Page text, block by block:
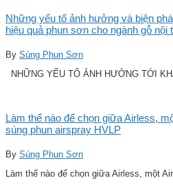
Những yếu tố ảnh hưởng và biện
hiệu quả phun sơn cho ngành gỗ nội
By Súng Phun Sơn
NHỮNG YẾU TỐ ẢNH HƯỞNG TỚI
Làm thế nào để chọn giữa Airless,
súng phun airspray HVLP
By Súng Phun Sơn
Làm thế nào để chọn giữa Airless, một